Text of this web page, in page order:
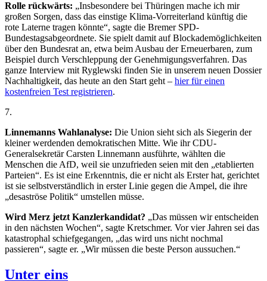
Rolle rückwärts: „Insbesondere bei Thüringen mache ich mir
großen Sorgen, dass das einstige Klima-Vorreiterland künftig die
rote Laterne tragen könnte“, sagte die Bremer SPD-
Bundestagsabgeordnete. Sie spielt damit auf Blockademöglichkeiten
über den Bundesrat an, etwa beim Ausbau der Erneuerbaren, zum
Beispiel durch Verschleppung der Genehmigungsverfahren. Das
ganze Interview mit Ryglewski finden Sie in unserem neuen Dossier
Nachhaltigkeit, das heute an den Start geht – hier für einen
kostenfreien Test registrieren.
7.
Linnemanns Wahlanalyse: Die Union sieht sich als Siegerin der
kleiner werdenden demokratischen Mitte. Wie ihr CDU-
Generalsekretär Carsten Linnemann ausführte, wählten die
Menschen die AfD, weil sie unzufrieden seien mit den „etablierten
Parteien“. Es ist eine Erkenntnis, die er nicht als Erster hat, gerichtet
ist sie selbstverständlich in erster Linie gegen die Ampel, die ihre
„desaströse Politik“ umstellen müsse.
Wird Merz jetzt Kanzlerkandidat? „Das müssen wir entscheiden
in den nächsten Wochen“, sagte Kretschmer. Vor vier Jahren sei das
katastrophal schiefgegangen, „das wird uns nicht nochmal
passieren“, sagte er. „Wir müssen die beste Person aussuchen.“
Unter eins